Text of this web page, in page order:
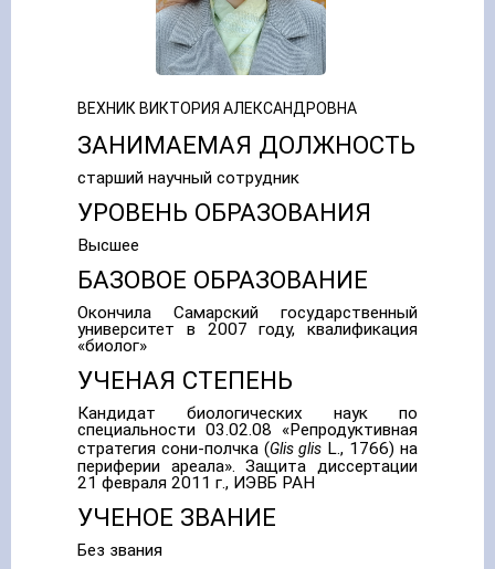
ВЕХНИК ВИКТОРИЯ АЛЕКСАНДРОВНА
ЗАНИМАЕМАЯ ДОЛЖНОСТЬ
старший научный сотрудник
УРОВЕНЬ ОБРАЗОВАНИЯ
Высшее
БАЗОВОЕ ОБРАЗОВАНИЕ
Окончила Самарский государственный
университет в 2007 году, квалификация
«биолог»
УЧЕНАЯ СТЕПЕНЬ
Кандидат биологических наук по
специальности 03.02.08 «Репродуктивная
стратегия сони-полчка (Glis glis L., 1766) на
периферии ареала». Защита диссертации
21 февраля 2011 г., ИЭВБ РАН
УЧЕНОЕ ЗВАНИЕ
Без звания